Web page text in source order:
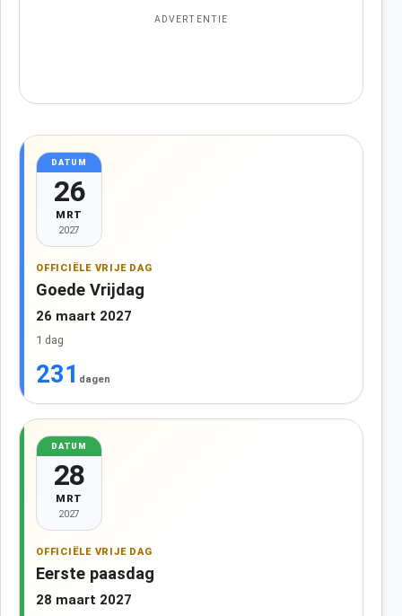
ADVERTENTIE
DATUM
26
MRT
2027
OFFICIËLE VRIJE DAG
Goede Vrijdag
26 maart 2027
1 dag
231 dagen
DATUM
28
MRT
2027
OFFICIËLE VRIJE DAG
Eerste paasdag
28 maart 2027